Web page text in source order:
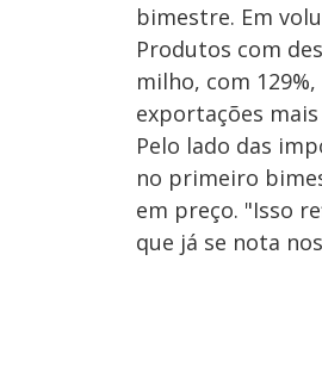
bimestre. Em
Produtos com
milho, com
exportações
Pelo lado das
no primeiro
em preço. "Isso
que já se nota